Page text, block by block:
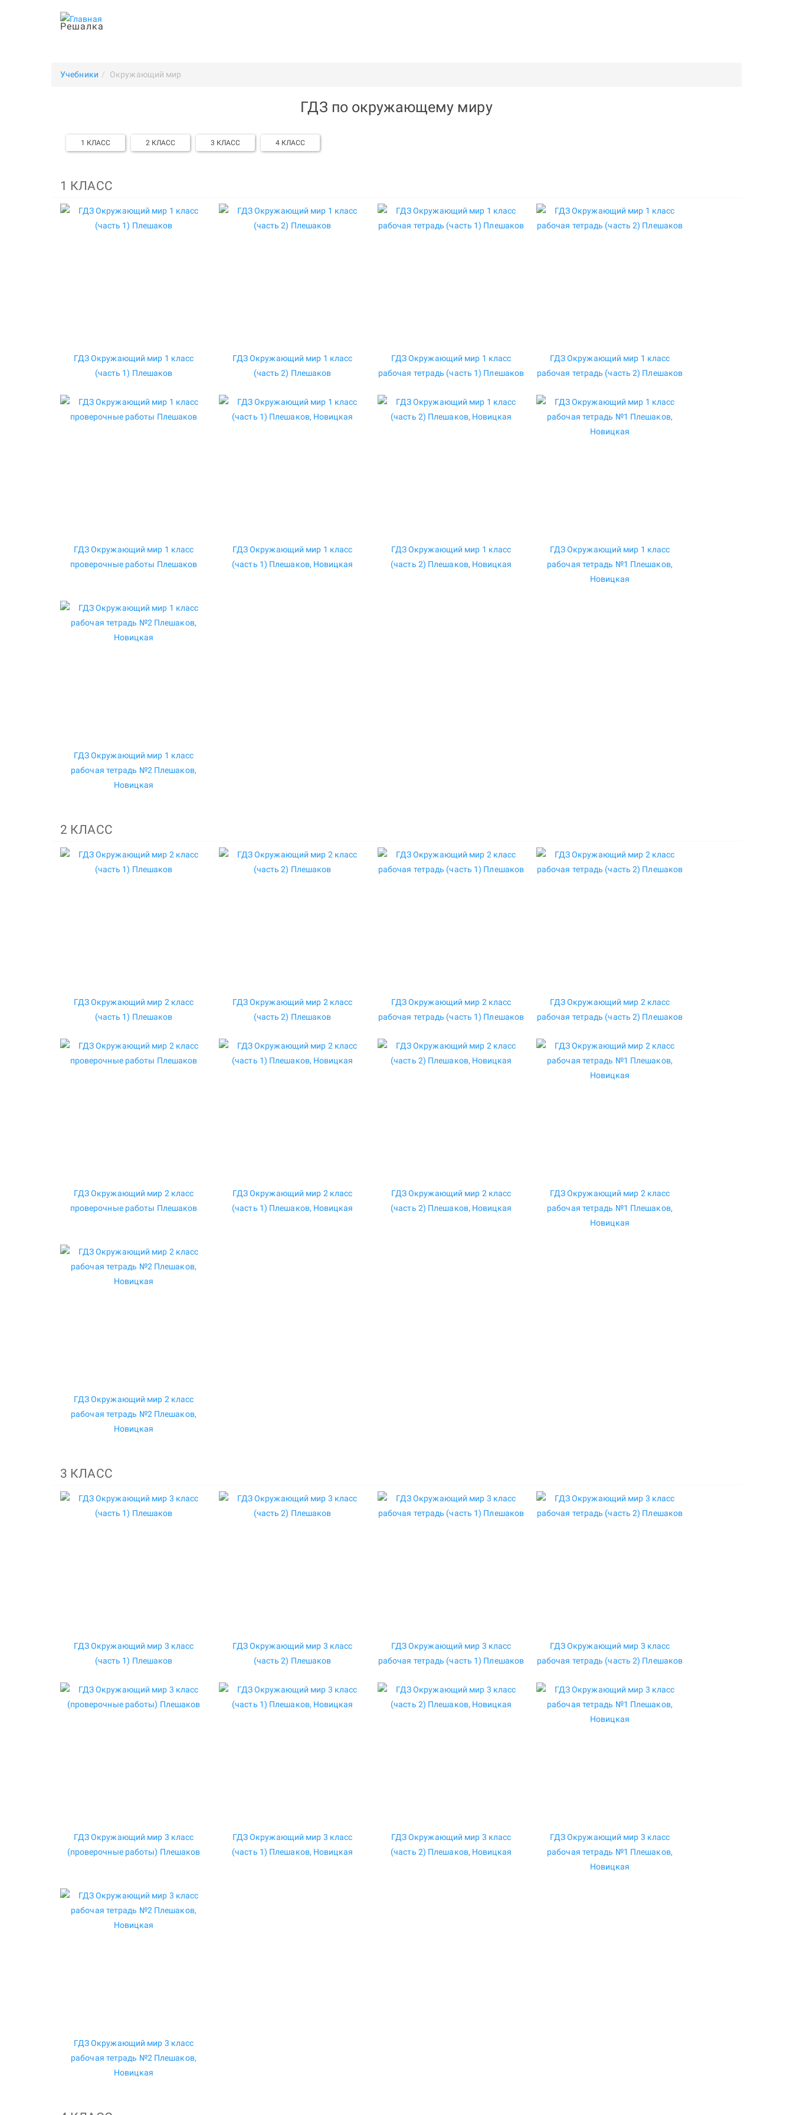
Решалка
Учебники Окружающий мир
ГДЗ по окружающему миру
1 КЛАСС 2 КЛАСС 3 КЛАСС 4 КЛАСС
1 КЛАСС
ГДЗ Окружающий мир 1 класс
(часть 1) Плешаков
ГДЗ Окружающий мир 1 класс
(часть 2) Плешаков
ГДЗ Окружающий мир 1 класс
рабочая тетрадь (часть 1) Плешаков
ГДЗ Окружающий мир 1 класс
рабочая тетрадь (часть 2) Плешаков
ГДЗ Окружающий мир 1 класс
проверочные работы Плешаков
ГДЗ Окружающий мир 1 класс
(часть 1) Плешаков, Новицкая
ГДЗ Окружающий мир 1 класс
(часть 2) Плешаков, Новицкая
ГДЗ Окружающий мир 1 класс
рабочая тетрадь №1 Плешаков,
Новицкая
ГДЗ Окружающий мир 1 класс
рабочая тетрадь №2 Плешаков,
Новицкая
2 КЛАСС
ГДЗ Окружающий мир 2 класс
(часть 1) Плешаков
ГДЗ Окружающий мир 2 класс
(часть 2) Плешаков
ГДЗ Окружающий мир 2 класс
рабочая тетрадь (часть 1) Плешаков
ГДЗ Окружающий мир 2 класс
рабочая тетрадь (часть 2) Плешаков
ГДЗ Окружающий мир 2 класс
проверочные работы Плешаков
ГДЗ Окружающий мир 2 класс
(часть 1) Плешаков, Новицкая
ГДЗ Окружающий мир 2 класс
(часть 2) Плешаков, Новицкая
ГДЗ Окружающий мир 2 класс
рабочая тетрадь №1 Плешаков,
Новицкая
ГДЗ Окружающий мир 2 класс
рабочая тетрадь №2 Плешаков,
Новицкая
3 КЛАСС
ГДЗ Окружающий мир 3 класс
(часть 1) Плешаков
ГДЗ Окружающий мир 3 класс
(часть 2) Плешаков
ГДЗ Окружающий мир 3 класс
рабочая тетрадь (часть 1) Плешаков
ГДЗ Окружающий мир 3 класс
рабочая тетрадь (часть 2) Плешаков
ГДЗ Окружающий мир 3 класс
(проверочные работы) Плешаков
ГДЗ Окружающий мир 3 класс
(часть 1) Плешаков, Новицкая
ГДЗ Окружающий мир 3 класс
(часть 2) Плешаков, Новицкая
ГДЗ Окружающий мир 3 класс
рабочая тетрадь №1 Плешаков,
Новицкая
ГДЗ Окружающий мир 3 класс
рабочая тетрадь №2 Плешаков,
Новицкая